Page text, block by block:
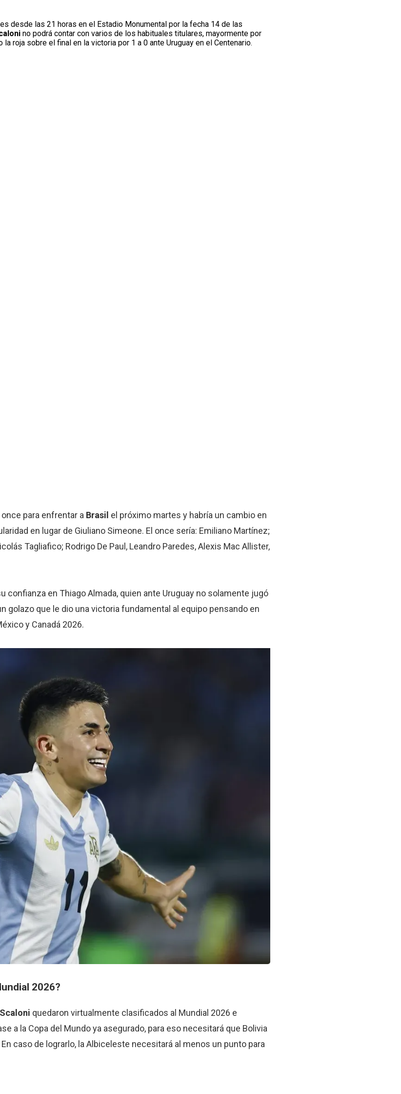
desde las 21 horas en el Estadio Monumental por la fecha 14 de las
no podrá contar con varios de los habituales titulares, mayormente por
roja sobre el final en la victoria por 1 a 0 ante Uruguay en el Centenario.
para enfrentar a Brasil el próximo martes y habría un cambio en
en lugar de Giuliano Simeone. El once sería: Emiliano Martínez;
Tagliafico; Rodrigo De Paul, Leandro Paredes, Alexis Mac Allister,
confianza en Thiago Almada, quien ante Uruguay no solamente jugó
golazo que le dio una victoria fundamental al equipo pensando en
y Canadá 2026.
2026?
Scaloni quedaron virtualmente clasificados al Mundial 2026 e
a la Copa del Mundo ya asegurado, para eso necesitará que Bolivia
caso de lograrlo, la Albiceleste necesitará al menos un punto para